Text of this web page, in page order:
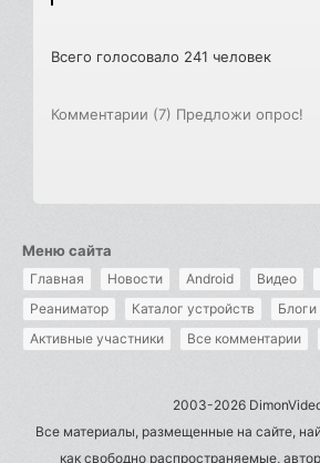
Всего голосовало 241 человек
Комментарии (7) Предложи опрос!
Меню сайта
Главная Новости Android Видео
Реаниматор
Каталог устройств Блоги
Активные участники
Все комментарии
2003-2026
Все материалы, размещенные на сайте,
как свободно распространяемые,